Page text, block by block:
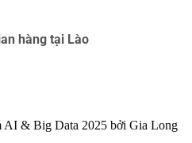
hàng tại Lào